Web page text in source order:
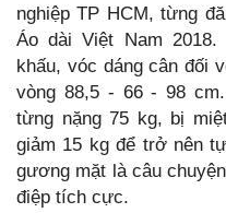
nghiệp TP HCM, từng
Áo dài Việt Nam
khấu, vóc dáng cân đối
vòng 88,5 - 66 - 98
từng nặng 75 kg, bị
giảm 15 kg để trở nên
gương mặt là câu
điệp tích cực.